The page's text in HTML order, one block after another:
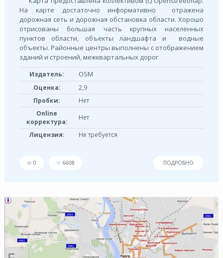
На карте достаточно информативно отражена
дорожная сеть и дорожная обстановка области. Хорошо
отрисованы большая часть крупных населенных
пунктов области, объекты ландшафта и водные
объекты. Районные центры выполнены с отображением
зданий и строений, межквартальных дорог
Издатель: OSM
Оценка:
2,9
Пробки:
Нет
Online
корректура:
Нет
Лицензия: Не требуется
0 6608 ПОДРОБНО